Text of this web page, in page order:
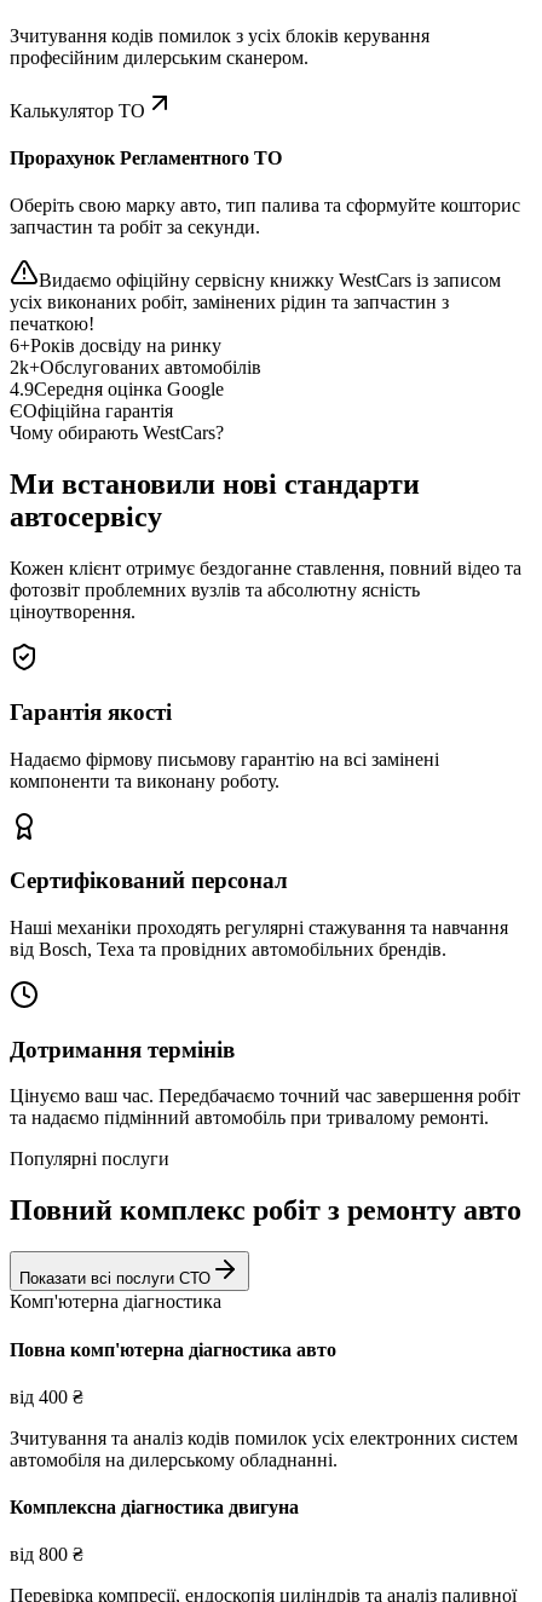
Зчитування кодів помилок з усіх блоків керування
професійним дилерським сканером.
Калькулятор ТО
Прорахунок Регламентного ТО
Оберіть свою марку авто, тип палива та сформуйте кошторис
запчастин та робіт за секунди.
Видаємо офіційну сервісну книжку WestCars із записом
усіх виконаних робіт, замінених рідин та запчастин з
печаткою!
6+Років досвіду на ринку
2k+Обслугованих автомобілів
4.9Середня оцінка Google
ЄОфіційна гарантія
Чому обирають WestCars?
Ми встановили нові стандарти
автосервісу
Кожен клієнт отримує бездоганне ставлення, повний відео та
фотозвіт проблемних вузлів та абсолютну ясність
ціноутворення.
Гарантія якості
Надаємо фірмову письмову гарантію на всі замінені
компоненти та виконану роботу.
Сертифікований персонал
Наші механіки проходять регулярні стажування та навчання
від Bosch, Texa та провідних автомобільних брендів.
Дотримання термінів
Цінуємо ваш час. Передбачаємо точний час завершення робіт
та надаємо підмінний автомобіль при тривалому ремонті.
Популярні послуги
Повний комплекс робіт з ремонту авто
Показати всі послуги СТО
Комп'ютерна діагностика
Повна комп'ютерна діагностика авто
від 400 ₴
Зчитування та аналіз кодів помилок усіх електронних систем
автомобіля на дилерському обладнанні.
Комплексна діагностика двигуна
від 800 ₴
Перевірка компресії, ендоскопія циліндрів та аналіз паливної